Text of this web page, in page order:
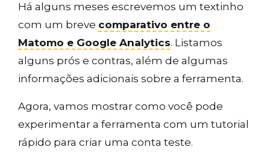
Há alguns meses escrevemos um textinho
com um breve comparativo entre o
Matomo e Google Analytics. Listamos
alguns prós e contras, além de algumas
informações adicionais sobre a ferramenta.
Agora, vamos mostrar como você pode
experimentar a ferramenta com um tutorial
rápido para criar uma conta teste.